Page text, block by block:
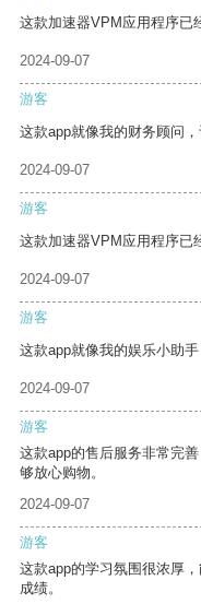
这款加速器VPM应用程序已
2024-09-07
游客
这款app就像我的财务顾问，
2024-09-07
游客
这款加速器VPM应用程序已
2024-09-07
游客
这款app就像我的娱乐小助
2024-09-07
游客
这款app的售后服务非常完
够放心购物。
2024-09-07
游客
这款app的学习氛围很浓厚
成绩。